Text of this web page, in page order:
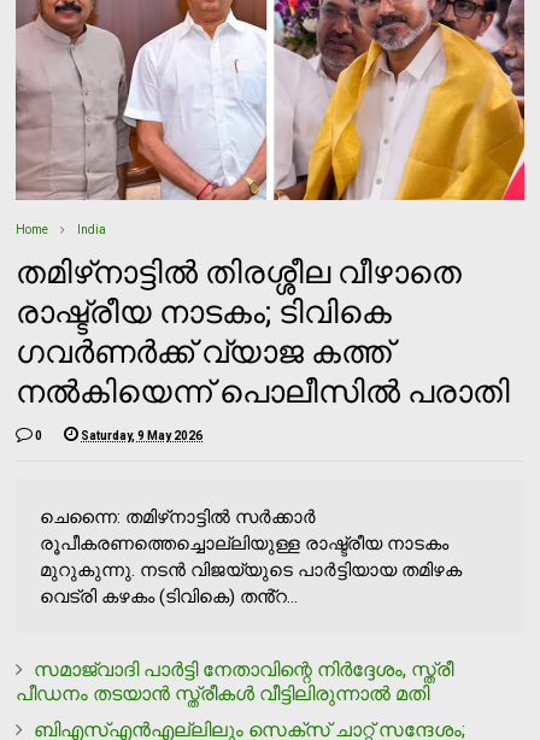
Home India
തമിഴ്‌നാട്ടിൽ തിരശ്ശീല വീഴാതെ
രാഷ്ട്രീയ നാടകം; ടിവികെ
ഗവർണർക്ക് വ്യാജ കത്ത്
നൽകിയെന്ന് പൊലീസിൽ പരാതി
0 Saturday, 9 May 2026
ചെന്നൈ: തമിഴ്‌നാട്ടിൽ സർക്കാർ
രൂപീകരണത്തെച്ചൊല്ലിയുള്ള രാഷ്ട്രീയ നാടകം
മുറുകുന്നു. നടൻ വിജയ്‌യുടെ പാർട്ടിയായ തമിഴക
വെട്രി കഴകം (ടിവികെ) തൻ്റ...
സമാജ്‌വാദി പാര്‍ട്ടി നേതാവിന്റെ നിര്‍ദ്ദേശം, സ്ത്രീ
പീഡനം തടയാന്‍ സ്ത്രീകള്‍ വീട്ടിലിരുന്നാല്‍ മതി
ബിഎസ്എന്‍എല്ലിലും സെക്‌സ് ചാറ്റ് സന്ദേശം;